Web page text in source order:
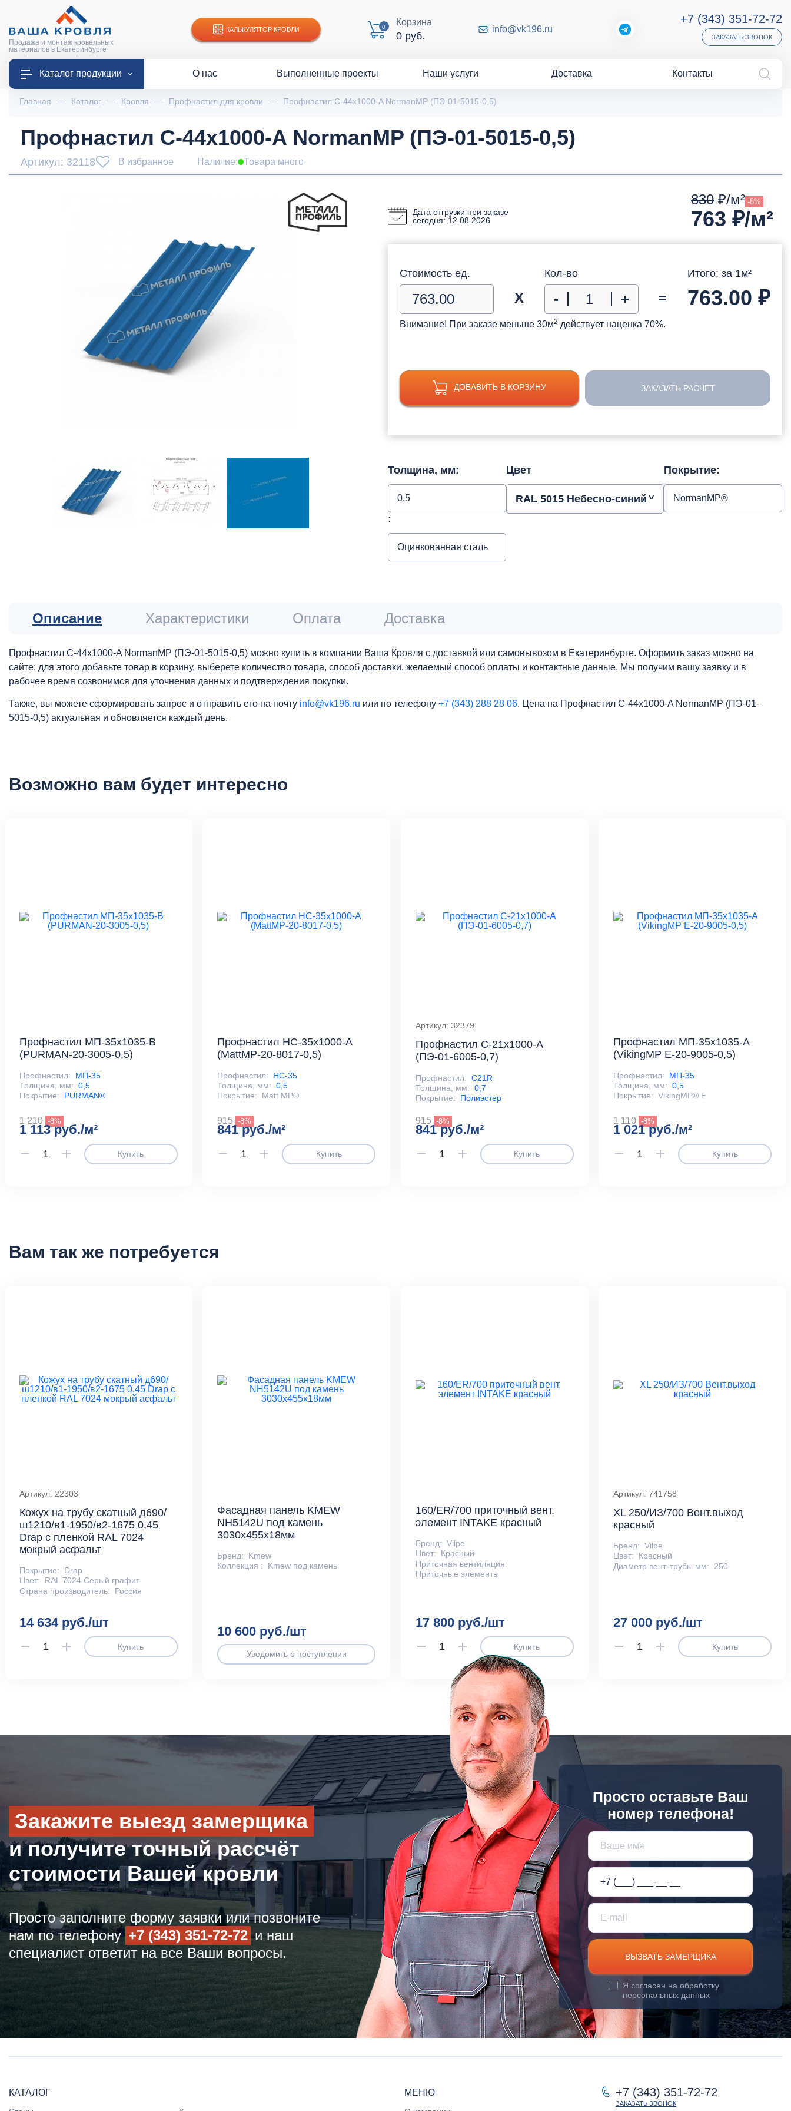
Продажа и монтаж кровельных
материалов в Екатеринбурге
КАЛЬКУЛЯТОР КРОВЛИ 0 Корзина
0 руб.
info@vk196.ru
+7 (343) 351-72-72
ЗАКАЗАТЬ ЗВОНОК
Каталог продукции О нас Выполненные проекты Наши услуги Доставка Контакты
Главная — Каталог — Кровля — Профнастил для кровли — Профнастил С-44x1000-A NormanMP (ПЭ-01-5015-0,5)
Профнастил С-44x1000-A NormanMP (ПЭ-01-5015-0,5)
Артикул: 32118 В избранное Наличие: Товара много
Дата отгрузки при заказе
сегодня: 12.08.2026
830 ₽/м² -8%
763 ₽/м²
Стоимость ед.
Х
Кол-во
- + =
Итого: за 1м²
763.00 ₽
Внимание! При заказе меньше 30м2 действует наценка 70%.
ДОБАВИТЬ В КОРЗИНУ ЗАКАЗАТЬ РАСЧЕТ
Толщина, мм:
0,5
Цвет
RAL 5015 Небесно-синий
Покрытие:
NormanMP®
:
Оцинкованная сталь
Описание Характеристики Оплата Доставка
Профнастил С-44x1000-A NormanMP (ПЭ-01-5015-0,5) можно купить в компании Ваша Кровля с доставкой или самовывозом в Екатеринбурге. Оформить заказ можно на
сайте: для этого добавьте товар в корзину, выберете количество товара, способ доставки, желаемый способ оплаты и контактные данные. Мы получим вашу заявку и в
рабочее время созвонимся для уточнения данных и подтверждения покупки.
Также, вы можете сформировать запрос и отправить его на почту info@vk196.ru или по телефону +7 (343) 288 28 06. Цена на Профнастил С-44x1000-A NormanMP (ПЭ-01-
5015-0,5) актуальная и обновляется каждый день.
Возможно вам будет интересно
Профнастил МП-35x1035-B
(PURMAN-20-3005-0,5)
Профнастил:
МП-35
Толщина, мм: 0,5
Покрытие:
PURMAN®
1 210 -8%
1 113 руб./м²
Купить
Профнастил НС-35x1000-A
(MattMP-20-8017-0,5)
Профнастил:
НС-35
Толщина, мм: 0,5
Покрытие:
Matt MP®
915 -8%
841 руб./м²
Купить
Артикул: 32379
Профнастил С-21x1000-A
(ПЭ-01-6005-0,7)
Профнастил: С21R
Толщина, мм: 0,7
Покрытие:
Полиэстер
915 -8%
841 руб./м²
Купить
Профнастил МП-35x1035-A
(VikingMP E-20-9005-0,5)
Профнастил:
МП-35
Толщина, мм: 0,5
Покрытие: VikingMP® E
1 110 -8%
1 021 руб./м²
Купить
Вам так же потребуется
Артикул: 22303
Кожух на трубу скатный д690/
ш1210/в1-1950/в2-1675 0,45
Drap с пленкой RAL 7024
мокрый асфальт
Покрытие:
Drap
Цвет:
RAL 7024 Серый графит
Страна производитель:
Россия
14 634 руб./шт
Купить
Фасадная панель KMEW
NH5142U под камень
3030х455х18мм
Бренд:
Kmew
Коллекция :
Kmew под камень
10 600 руб./шт
Уведомить о поступлении
160/ER/700 приточный вент.
элемент INTAKE красный
Бренд: Vilpe
Цвет:
Красный
Приточная вентиляция:
Приточные элементы
17 800 руб./шт
Купить
Артикул: 741758
XL 250/ИЗ/700 Вент.выход
красный
Бренд: Vilpe
Цвет:
Красный
Диаметр вент. трубы мм:
250
27 000 руб./шт
Купить
Закажите выезд замерщика
и получите точный рассчёт
стоимости Вашей кровли
Просто заполните форму заявки или позвоните
нам по телефону +7 (343) 351-72-72и наш
специалист ответит на все Ваши вопросы.
Просто оставьте Ваш
номер телефона!
ВЫЗВАТЬ ЗАМЕРЩИКА
Я согласен на обработку
персональных данных
КАТАЛОГ МЕНЮ +7 (343) 351-72-72
ЗАКАЗАТЬ ЗВОНОК